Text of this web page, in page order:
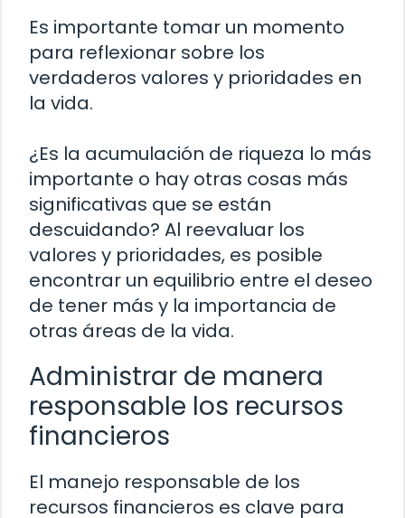
Es importante tomar un momento
para reflexionar sobre los
verdaderos valores y prioridades en
la vida.
¿Es la acumulación de riqueza lo más
importante o hay otras cosas más
significativas que se están
descuidando? Al reevaluar los
valores y prioridades, es posible
encontrar un equilibrio entre el deseo
de tener más y la importancia de
otras áreas de la vida.
Administrar de manera
responsable los recursos
financieros
El manejo responsable de los
recursos financieros es clave para